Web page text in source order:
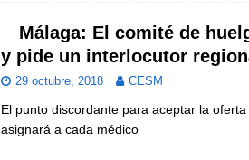
Málaga: El comité de
y pide un interlocutor
29 octubre, 2018 CESM
El punto discordante para aceptar la
asignará a cada médico